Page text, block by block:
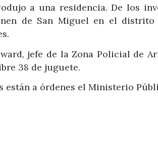
a una residencia. De los
de San Miguel en el
jefe de la Zona Policial de
38 de juguete.
están a órdenes el Ministerio